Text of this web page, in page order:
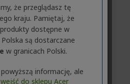
że przeglądasz tę
kraju. Pamiętaj, że
dostępne w
Polska są dostarczane
w granicach Polski.
informację, ale
wejść do sklepu Acer